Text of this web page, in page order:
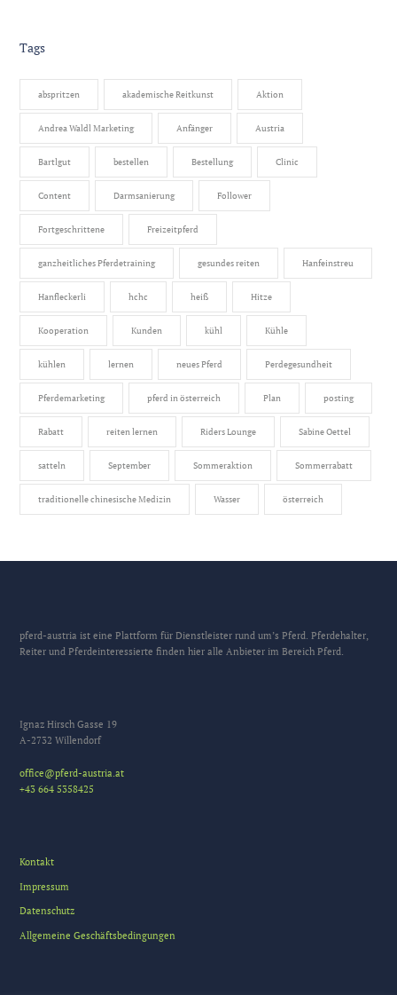
Tags
abspritzen akademische Reitkunst Aktion
Andrea Waldl Marketing Anfänger Austria
Bartlgut bestellen Bestellung Clinic
Content Darmsanierung Follower
Fortgeschrittene Freizeitpferd
ganzheitliches Pferdetraining gesundes reiten Hanfeinstreu
Hanfleckerli hchc heiß Hitze
Kooperation Kunden kühl Kühle
kühlen lernen neues Pferd Perdegesundheit
Pferdemarketing pferd in österreich Plan posting
Rabatt reiten lernen Riders Lounge Sabine Oettel
satteln September Sommeraktion Sommerrabatt
traditionelle chinesische Medizin Wasser österreich
pferd-austria ist eine Plattform für Dienstleister rund um’s Pferd. Pferdehalter,
Reiter und Pferdeinteressierte finden hier alle Anbieter im Bereich Pferd.
Ignaz Hirsch Gasse 19
A-2732 Willendorf
office@pferd-austria.at
+43 664 5358425
Kontakt
Impressum
Datenschutz
Allgemeine Geschäftsbedingungen